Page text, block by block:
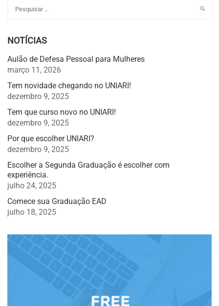
NOTÍCIAS
Aulão de Defesa Pessoal para Mulheres
março 11, 2026
Tem novidade chegando no UNIARI!
dezembro 9, 2025
Tem que curso novo no UNIARI!
dezembro 9, 2025
Por que escolher UNIARI?
dezembro 9, 2025
Escolher a Segunda Graduação é escolher com
experiência.
julho 24, 2025
Comece sua Graduação EAD
julho 18, 2025